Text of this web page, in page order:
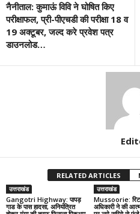
नैनीताल: कुमाऊं विवि ने घोषित किए
परीक्षाफल, प्री-पीएचडी की परीक्षा 18 व
19 अक्टूबर, जल्द करे प्रवेश पत्र
डाउनलोड…
RELATED ARTICLES
उत्तराखंड
Gangotri Highway: पापड़
गाड के पास हादसा, अनियंत्रित
उत्तराखंड
Mussoorie:
अधिकारी ने की